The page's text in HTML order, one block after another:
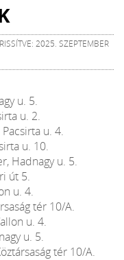
2025. SZEPTEMBER
u. 5.
u. 2.
u. 4.
u. 10.
Hadnagy u. 5.
út 5.
u. 4.
tér 10/A.
u. 4.
u. 5.
tér 10/A.